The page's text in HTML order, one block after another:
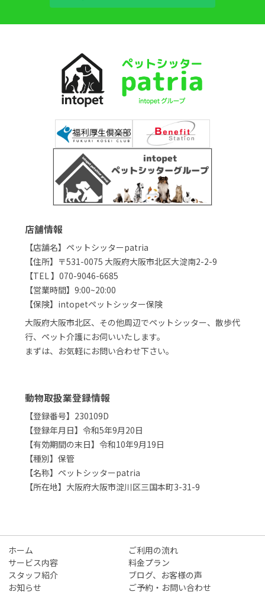
店舗情報
【店舗名】ペットシッターpatria
【住所】〒531-0075 大阪府大阪市北区大淀南2-2-9
【TEL 】070-9046-6685
【営業時間】9:00~20:00
【保険】intopetペットシッター保険
大阪府大阪市北区、その他周辺でペットシッター、散歩代
行、ペット介護にお伺いいたします。
まずは、お気軽にお問い合わせ下さい。
動物取扱業登録情報
【登録番号】230109D
【登録年月日】令和5年9月20日
【有効期間の末日】令和10年9月19日
【種別】保管
【名称】ペットシッターpatria
【所在地】大阪府大阪市淀川区三国本町3-31-9
ホーム
ご利用の流れ
サービス内容
料金プラン
スタッフ紹介
ブログ、お客様の声
お知らせ
ご予約・お問い合わせ